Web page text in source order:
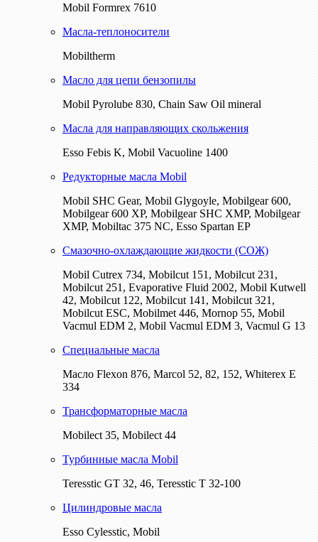
Mobil Formrex 7610
Масла-теплоносители
Mobiltherm
Масло для цепи бензопилы
Mobil Pyrolube 830, Chain Saw Oil mineral
Масла для направляющих скольжения
Esso Febis K, Mobil Vacuoline 1400
Редукторные масла Mobil
Mobil SHC Gear, Mobil Glygoyle, Mobilgear 600,
Mobilgear 600 XP, Mobilgear SHC XMP, Mobilgear
XМP, Mobiltac 375 NC, Esso Spartan EP
Смазочно-охлаждающие жидкости (СОЖ)
Mobil Cutrex 734, Mobilcut 151, Mobilcut 231,
Mobilcut 251, Evaporative Fluid 2002, Mobil Kutwell
42, Mobilcut 122, Mobilcut 141, Mobilcut 321,
Mobilcut ESC, Mobilmet 446, Mornop 55, Mobil
Vacmul EDM 2, Mobil Vacmul EDM 3, Vacmul G 13
Специальные масла
Масло Flexon 876, Marcol 52, 82, 152, Whiterex E
334
Трансформаторные масла
Mobilect 35, Mobilect 44
Турбинные масла Mobil
Teresstic GT 32, 46, Teresstic T 32-100
Цилиндровые масла
Esso Cylesstic, Mobil